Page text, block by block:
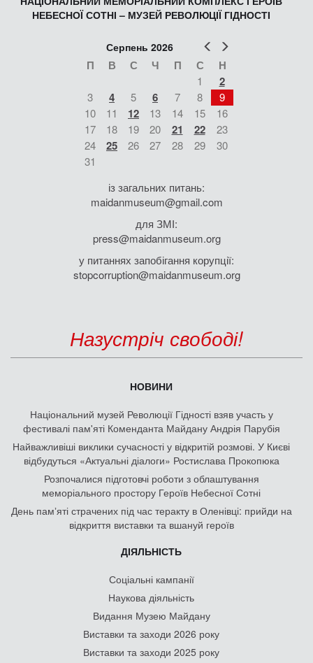
НЕБЕСНОЇ СОТНІ – МУЗЕЙ РЕВОЛЮЦІЇ ГІДНОСТІ
Попер
Серпень 2026
П В С Ч П С Н
1 2
3 4 5 6 7 8
9
10
11 12 13 14 15
16
17
18 19 20 21 22
23
24
25 26 27 28 29
30
31
із загальних питань:
maidanmuseum@gmail.com
для ЗМІ:
press@maidanmuseum.org
у питаннях запобігання корупції:
stopcorruption@maidanmuseum.org
Назустріч свободі!
НОВИНИ
Національний музей Революції Гідності взяв участь у
фестивалі пам'яті Коменданта Майдану Андрія Парубія
Найважливіші виклики сучасності у відкритій розмові. У Києві
відбудуться «Актуальні діалоги» Ростислава Прокопюка
Розпочалися підготовчі роботи з облаштування
меморіального простору Героїв Небесної Сотні
День памʼяті страчених під час теракту в Оленівці: прийди на
відкриття виставки та вшануй героїв
ДІЯЛЬНІСТЬ
Соціальні кампанії
Наукова діяльність
Видання Музею Майдану
Виставки та заходи 2026 року
Виставки та заходи 2025 року